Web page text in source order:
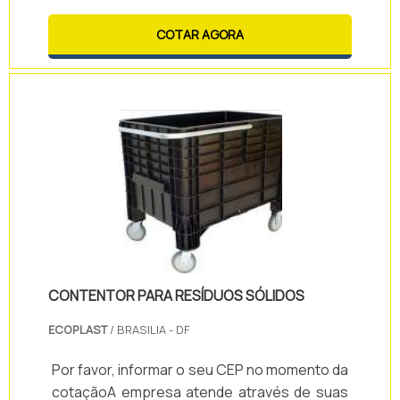
garantir a boa circulação dos veículos, de
modo a otimizar a movimentação.Vantagens
de contar com o cone sinalizador: -
Colabora para o tráfego de carros; - Otimiza
o proteção de movimentação; - Ev.
COTAR AGORA
CONTENTOR PARA RESÍDUOS SÓLIDOS
ECOPLAST/ BRASILIA - DF
Por favor, informar o seu CEP no momento da
cotaçãoA empresa atende através de suas